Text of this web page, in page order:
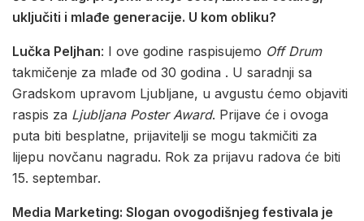
uključiti i mlađe generacije. U kom obliku?
Lučka Peljhan: I ove godine raspisujemo Off Drum
takmičenje za mlađe od 30 godina . U saradnji sa
Gradskom upravom Ljubljane, u avgustu ćemo objaviti
raspis za Ljubljana Poster Award. Prijave će i ovoga
puta biti besplatne, prijavitelji se mogu takmičiti za
lijepu novčanu nagradu. Rok za prijavu radova će biti
15. septembar.
Media Marketing: Slogan ovogodišnjeg festivala je